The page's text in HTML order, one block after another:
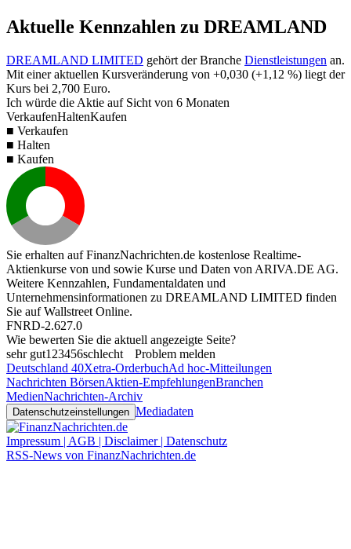
Aktuelle Kennzahlen zu DREAMLAND
DREAMLAND LIMITED gehört der Branche Dienstleistungen an.
Mit einer aktuellen Kursveränderung von +0,030 (+1,12 %) liegt der
Kurs bei 2,700 Euro.
Ich würde die Aktie auf Sicht von 6 Monaten
VerkaufenHaltenKaufen
■ Verkaufen
■ Halten
■ Kaufen
Sie erhalten auf FinanzNachrichten.de kostenlose Realtime-
Aktienkurse von und sowie Kurse und Daten von ARIVA.DE AG.
Weitere Kennzahlen, Fundamentaldaten und
Unternehmensinformationen zu DREAMLAND LIMITED finden
Sie aufWallstreet Online.
FNRD-2.627.0
Wie bewerten Sie die aktuell angezeigte Seite?
sehr gut1 23456schlecht
Problem melden
Deutschland 40Xetra-OrderbuchAd hoc-Mitteilungen
Nachrichten BörsenAktien-EmpfehlungenBranchen
MedienNachrichten-Archiv
Datenschutzeinstellungen Mediadaten
Impressum | AGB | Disclaimer | Datenschutz
RSS-News von FinanzNachrichten.de